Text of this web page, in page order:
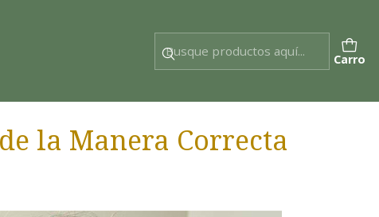
Carro
la Manera Correcta